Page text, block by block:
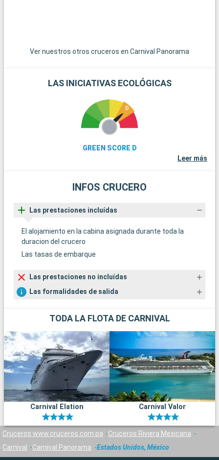
Ver nuestros otros cruceros en Carnival Panorama
LAS INICIATIVAS ECOLÓGICAS
GREEN SCORE D
Leer más
INFOS CRUCERO
Las prestaciones incluídas
El alojamiento en la cabina asignada durante toda la
duracion del crucero
Las tasas de embarque
Las prestaciones no incluídas
Las formalidades de salida
TODA LA FLOTA DE CARNIVAL
Carnival Elation Carnival Valor
Cruceros www.cruceros.com.pa
Cruceros Riviera Mexicana
Carnival
Carnival Panorama Estados Unidos, México